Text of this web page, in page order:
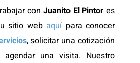
con Juanito El Pintor es
sitio web aquípara conocer
, solicitar una cotización
agendar una visita. Nuestro